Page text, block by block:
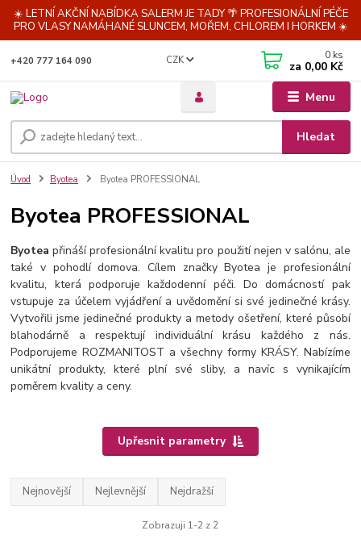
☀️ LETNÍ AKČNÍ NABÍDKA SALERM JE TADY 🌴 PROFESIONÁLNÍ PÉČE
PRO VLASY NAMÁHANÉ SLUNCEM, MOŘEM, CHLOREM I HORKEM ☀️
Menu
CZK
Hledat
+420 777 164 090 0 ks
za 0,00 Kč
Úvod Byotea Byotea PROFESSIONAL
Byotea PROFESSIONAL
Byoteapřináší profesionální kvalitu pro použití nejen v salónu, ale
také v pohodlí domova. Cílem značky Byotea je profesionální
kvalitu, která podporuje každodenní péči. Do domácností pak
vstupuje za účelem vyjádření a uvědomění si své jedinečné krásy.
Vytvořili jsme jedinečné produkty a metody ošetření, které působí
blahodárně a respektují individuální krásu každého z nás.
Podporujeme ROZMANITOST a všechny formy KRÁSY. Nabízíme
unikátní produkty, které plní své sliby, a navíc s vynikajícím
poměrem kvality a ceny.
Upřesnit parametry
Nejnovější Nejlevnější Nejdražší
Zobrazuji 1-2 z 2